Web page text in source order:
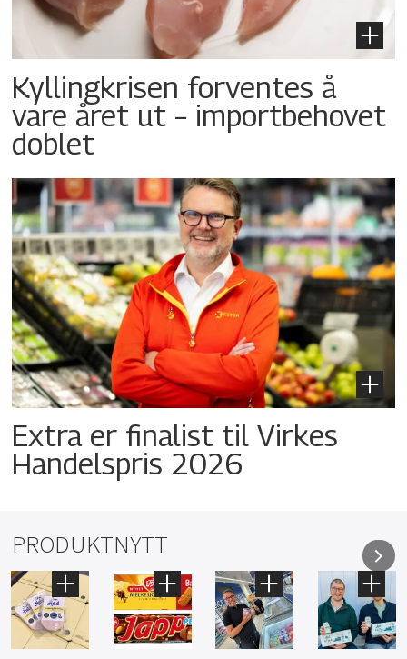
Kyllingkrisen forventes å
vare året ut – importbehovet
doblet
Extra er finalist til Virkes
Handelspris 2026
PRODUKTNYTT